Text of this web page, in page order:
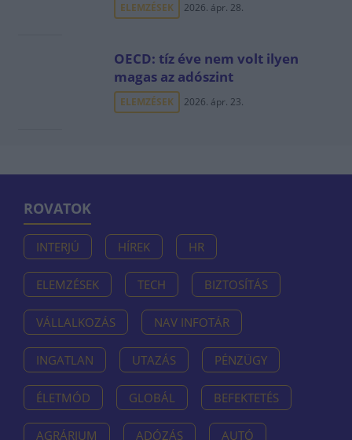
ELEMZÉSEK 2026. ápr. 28.
OECD: tíz éve nem volt ilyen
magas az adószint
ELEMZÉSEK 2026. ápr. 23.
ROVATOK
INTERJÚ HÍREK HR
ELEMZÉSEK TECH BIZTOSÍTÁS
VÁLLALKOZÁS NAV INFOTÁR
INGATLAN UTAZÁS PÉNZÜGY
ÉLETMÓD GLOBÁL BEFEKTETÉS
AGRÁRIUM ADÓZÁS AUTÓ